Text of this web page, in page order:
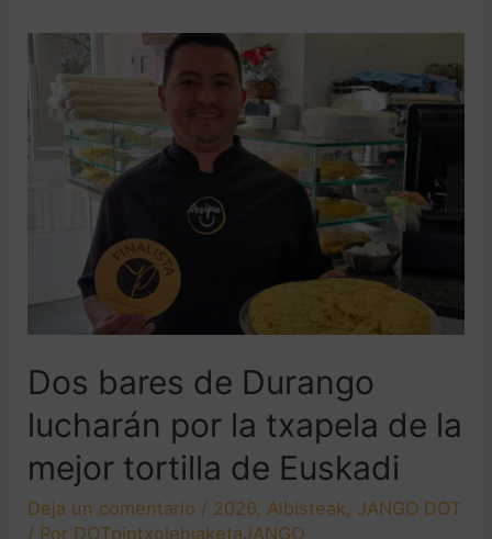
Dos bares de Durango
lucharán por la txapela de la
mejor tortilla de Euskadi
Deja un comentario / 2026, Albisteak, JANGO DOT
/ Por DOTpintxolehiaketaJANGO